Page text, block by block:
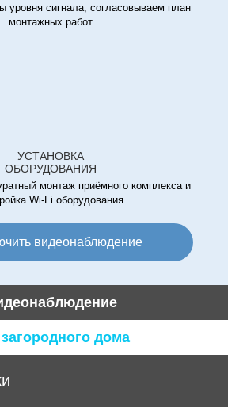
уровня сигнала, согласовываем план
монтажных работ
УСТАНОВКА
ОБОРУДОВАНИЯ
монтаж приёмного комплекса и
Wi-Fi оборудования
видеонаблюдение
дома